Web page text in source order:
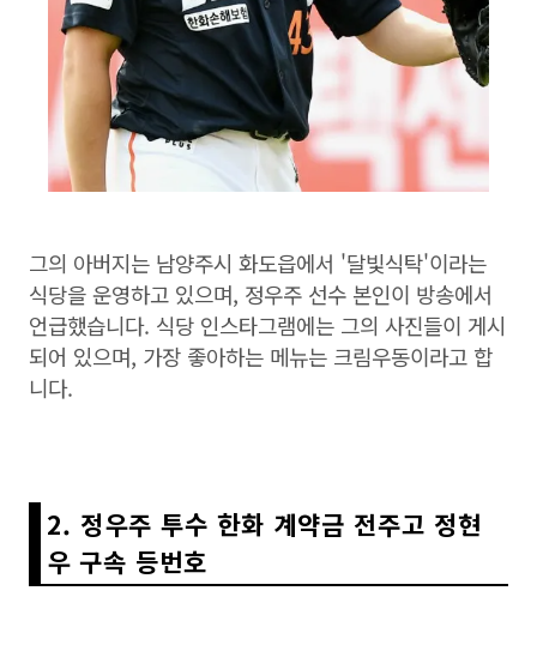
그의 아버지는 남양주시 화도읍에서 '달빛식탁'이라는
식당을 운영하고 있으며, 정우주 선수 본인이 방송에서
언급했습니다. 식당 인스타그램에는 그의 사진들이 게시
되어 있으며, 가장 좋아하는 메뉴는 크림우동이라고 합
니다.
2. 정우주 투수 한화 계약금 전주고 정현
우 구속 등번호